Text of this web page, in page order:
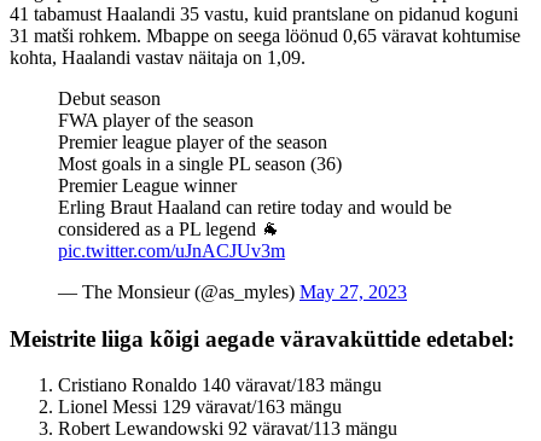
41 tabamust Haalandi 35 vastu, kuid prantslane on pidanud koguni
31 matši rohkem. Mbappe on seega löönud 0,65 väravat kohtumise
kohta, Haalandi vastav näitaja on 1,09.
Debut season
FWA player of the season
Premier league player of the season
Most goals in a single PL season (36)
Premier League winner
Erling Braut Haaland can retire today and would be
considered as a PL legend 🐐
pic.twitter.com/uJnACJUv3m
— The Monsieur (@as_myles) May 27, 2023
Meistrite liiga kõigi aegade väravaküttide edetabel:
Cristiano Ronaldo 140 väravat/183 mängu
Lionel Messi 129 väravat/163 mängu
Robert Lewandowski 92 väravat/113 mängu